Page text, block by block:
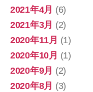
2021年4月 (6)
2021年3月 (2)
2020年11月 (1)
2020年10月 (1)
2020年9月 (2)
2020年8月 (3)